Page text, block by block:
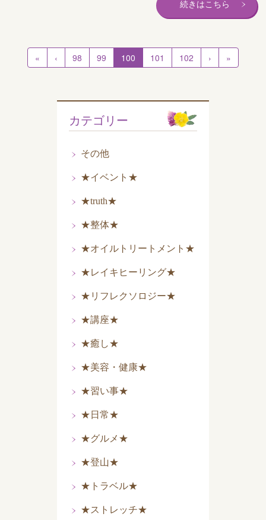
続きはこちら
« ‹ 98 99 100 101 102 › »
カテゴリー
その他
★イベント★
★truth★
★整体★
★オイルトリートメント★
★レイキヒーリング★
★リフレクソロジー★
★講座★
★癒し★
★美容・健康★
★習い事★
★日常★
★グルメ★
★登山★
★トラベル★
★ストレッチ★